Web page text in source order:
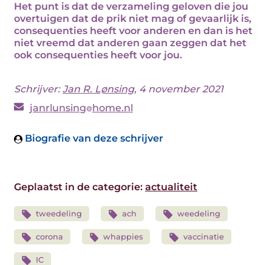
Het punt is dat de verzameling geloven die jou
overtuigen dat de prik niet mag of gevaarlijk is,
consequenties heeft voor anderen en dan is het
niet vreemd dat anderen gaan zeggen dat het
ook consequenties heeft voor jou.
Schrijver:Jan R. Lønsing, 4 november 2021
janrlunsing home.nl
Biografie van deze schrijver
Geplaatst in de categorie: actualiteit
tweedeling ach weedeling
corona whappies vaccinatie
IC